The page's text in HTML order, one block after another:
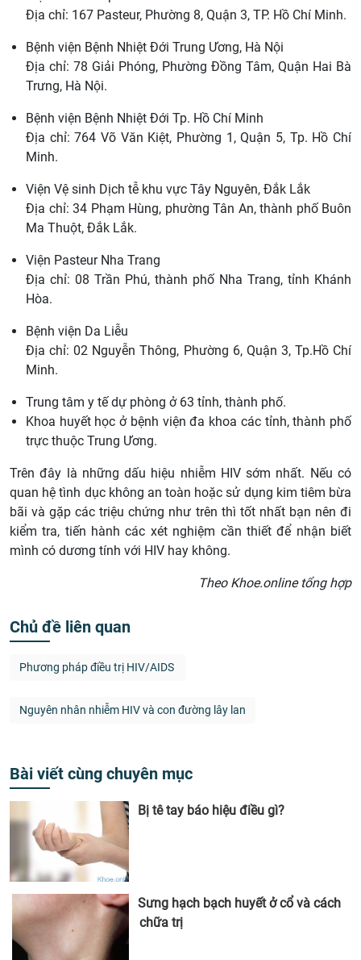
Địa chỉ: 167 Pasteur, Phường 8, Quận 3, TP. Hồ Chí Minh.
Bệnh viện Bệnh Nhiệt Đới Trung Ương, Hà Nội
Địa chỉ: 78 Giải Phóng, Phường Đồng Tâm, Quận Hai Bà
Trưng, Hà Nội.
Bệnh viện Bệnh Nhiệt Đới Tp. Hồ Chí Minh
Địa chỉ: 764 Võ Văn Kiệt, Phường 1, Quận 5, Tp. Hồ Chí
Minh.
Viện Vệ sinh Dịch tễ khu vực Tây Nguyên, Đắk Lắk
Địa chỉ: 34 Phạm Hùng, phường Tân An, thành phố Buôn
Ma Thuột, Đắk Lắk.
Viện Pasteur Nha Trang
Địa chỉ: 08 Trần Phú, thành phố Nha Trang, tỉnh Khánh
Hòa.
Bệnh viện Da Liễu
Địa chỉ: 02 Nguyễn Thông, Phường 6, Quận 3, Tp.Hồ Chí
Minh.
Trung tâm y tế dự phòng ở 63 tỉnh, thành phố.
Khoa huyết học ở bệnh viện đa khoa các tỉnh, thành phố
trực thuộc Trung Ương.
Trên đây là những dấu hiệu nhiễm HIV sớm nhất. Nếu có
quan hệ tình dục không an toàn hoặc sử dụng kim tiêm bừa
bãi và gặp các triệu chứng như trên thì tốt nhất bạn nên đi
kiểm tra, tiến hành các xét nghiệm cần thiết để nhận biết
mình có dương tính với HIV hay không.
Theo Khoe.online tổng hợp
Chủ đề liên quan
Phương pháp điều trị HIV/AIDS
Nguyên nhân nhiễm HIV và con đường lây lan
Bài viết cùng chuyên mục
Bị tê tay báo hiệu điều gì?
Sưng hạch bạch huyết ở cổ và cách
chữa trị